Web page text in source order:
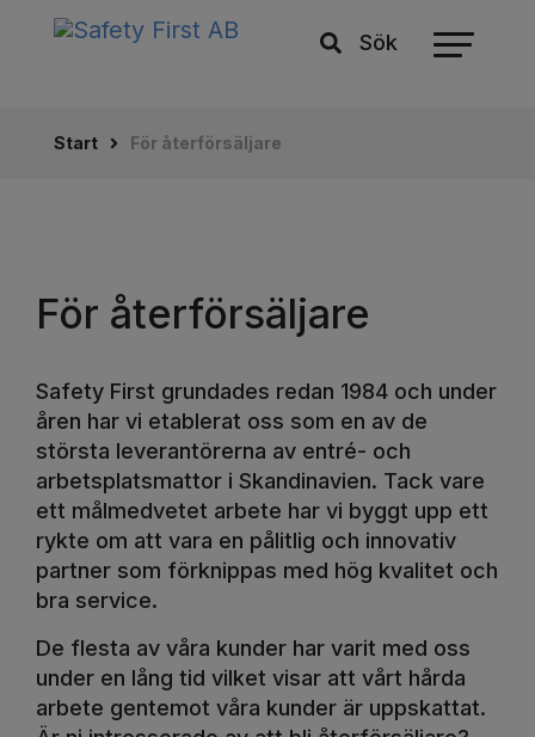
Sök
Start För återförsäljare
För återförsäljare
Safety First grundades redan 1984 och under
åren har vi etablerat oss som en av de
största leverantörerna av entré- och
arbetsplatsmattor i Skandinavien. Tack vare
ett målmedvetet arbete har vi byggt upp ett
rykte om att vara en pålitlig och innovativ
partner som förknippas med hög kvalitet och
bra service.
De flesta av våra kunder har varit med oss
under en lång tid vilket visar att vårt hårda
arbete gentemot våra kunder är uppskattat.